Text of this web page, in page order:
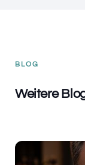
BLOG
Weitere